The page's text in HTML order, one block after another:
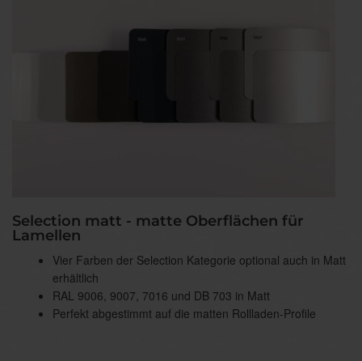
Selection matt - matte Oberflächen für
Lamellen
Vier Farben der Selection Kategorie optional auch in Matt
erhältlich
RAL 9006, 9007, 7016 und DB 703 in Matt
Perfekt abgestimmt auf die matten Rollladen-Profile